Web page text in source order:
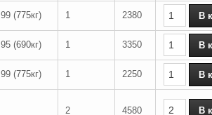
99 (775кг) 1 2380
95 (690кг) 1 3350
99 (775кг) 1 2250
2 4580